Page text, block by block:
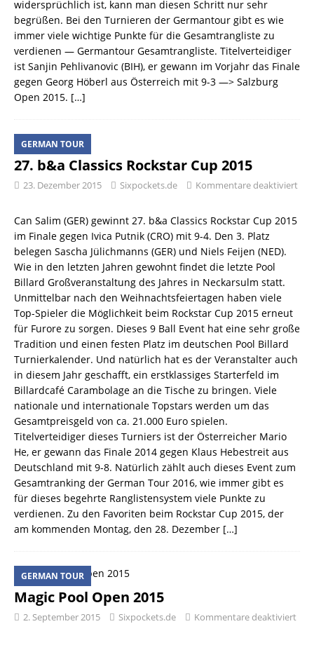
widersprüchlich ist, kann man diesen Schritt nur sehr
begrüßen. Bei den Turnieren der Germantour gibt es wie
immer viele wichtige Punkte für die Gesamtrangliste zu
verdienen — Germantour Gesamtrangliste. Titelverteidiger
ist Sanjin Pehlivanovic (BIH), er gewann im Vorjahr das Finale
gegen Georg Höberl aus Österreich mit 9-3 —> Salzburg
Open 2015. […]
GERMAN TOUR
27. b&a Classics Rockstar Cup 2015
23. Dezember 2015 Sixpockets.de Kommentare deaktiviert
Can Salim (GER) gewinnt 27. b&a Classics Rockstar Cup 2015
im Finale gegen Ivica Putnik (CRO) mit 9-4. Den 3. Platz
belegen Sascha Jülichmanns (GER) und Niels Feijen (NED).
Wie in den letzten Jahren gewohnt findet die letzte Pool
Billard Großveranstaltung des Jahres in Neckarsulm statt.
Unmittelbar nach den Weihnachtsfeiertagen haben viele
Top-Spieler die Möglichkeit beim Rockstar Cup 2015 erneut
für Furore zu sorgen. Dieses 9 Ball Event hat eine sehr große
Tradition und einen festen Platz im deutschen Pool Billard
Turnierkalender. Und natürlich hat es der Veranstalter auch
in diesem Jahr geschafft, ein erstklassiges Starterfeld im
Billardcafé Carambolage an die Tische zu bringen. Viele
nationale und internationale Topstars werden um das
Gesamtpreisgeld von ca. 21.000 Euro spielen.
Titelverteidiger dieses Turniers ist der Österreicher Mario
He, er gewann das Finale 2014 gegen Klaus Hebestreit aus
Deutschland mit 9-8. Natürlich zählt auch dieses Event zum
Gesamtranking der German Tour 2016, wie immer gibt es
für dieses begehrte Ranglistensystem viele Punkte zu
verdienen. Zu den Favoriten beim Rockstar Cup 2015, der
am kommenden Montag, den 28. Dezember […]
GERMAN TOUR
Magic Pool Open 2015
2. September 2015 Sixpockets.de Kommentare deaktiviert